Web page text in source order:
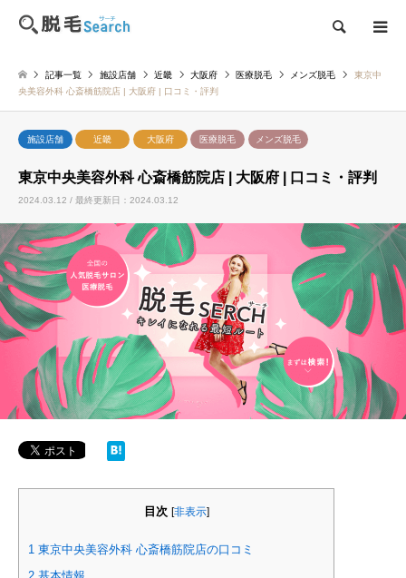
検索
記事一覧 施設店舗 近畿 大阪府 医療脱毛 メンズ脱毛
東京中
央美容外科 心斎橋筋院店 | 大阪府 | 口コミ・評判
施設店舗 近畿 大阪府 医療脱毛 メンズ脱毛
東京中央美容外科 心斎橋筋院店 | 大阪府 | 口コミ・評判
2024.03.12 / 最終更新日：2024.03.12
目次 [非表示]
1 東京中央美容外科 心斎橋筋院店の口コミ